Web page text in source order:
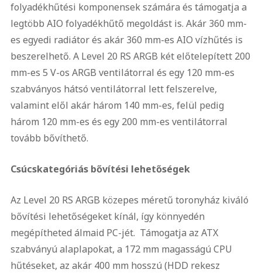
folyadékhűtési komponensek számára és támogatja a
legtöbb AIO folyadékhűtő megoldást is. Akár 360 mm-
es egyedi radiátor és akár 360 mm-es AIO vízhűtés is
beszerelhető. A Level 20 RS ARGB két előtelepített 200
mm-es 5 V-os ARGB ventilátorral és egy 120 mm-es
szabványos hátsó ventilátorral lett felszerelve,
valamint elől akár három 140 mm-es, felül pedig
három 120 mm-es és egy 200 mm-es ventilátorral
tovább bővíthető.
Csúcskategóriás bővítési lehetőségek
Az Level 20 RS ARGB közepes méretű toronyház kiváló
bővítési lehetőségeket kínál, így könnyedén
megépítheted álmaid PC-jét. Támogatja az ATX
szabványú alaplapokat, a 172 mm magasságú CPU
hűtéseket, az akár 400 mm hosszú (HDD rekesz